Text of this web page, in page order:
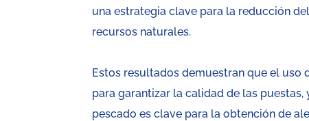
una estrategia clave para la reducción
recursos naturales.
Estos resultados demuestran que el uso
para garantizar la calidad de las
pescado es clave para la obtención de